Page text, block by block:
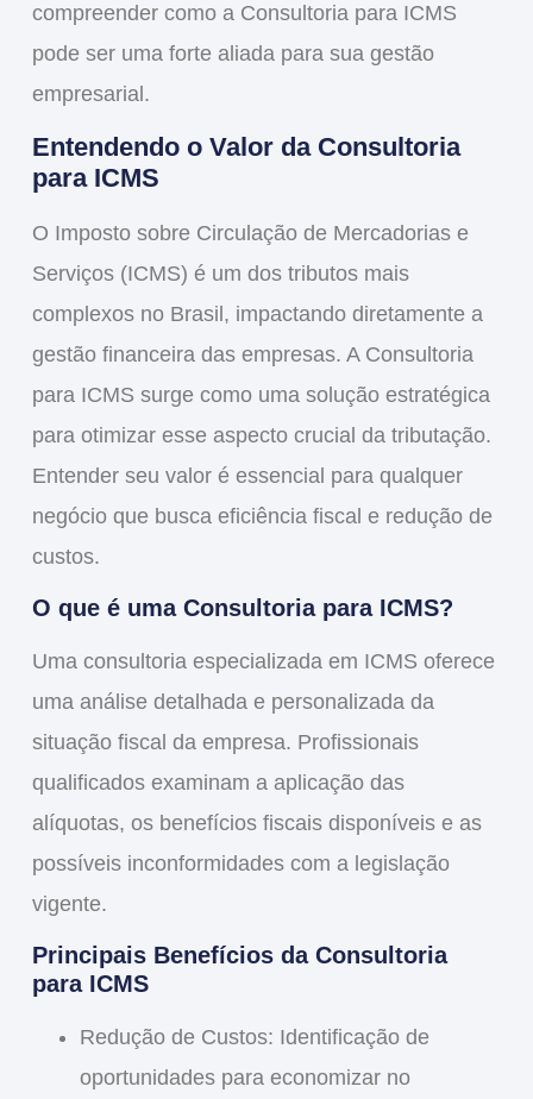
compreender como a Consultoria para ICMS
pode ser uma forte aliada para sua gestão
empresarial.
Entendendo o Valor da Consultoria
para ICMS
O Imposto sobre Circulação de Mercadorias e
Serviços (ICMS) é um dos tributos mais
complexos no Brasil, impactando diretamente a
gestão financeira das empresas. A Consultoria
para ICMS surge como uma solução estratégica
para otimizar esse aspecto crucial da tributação.
Entender seu valor é essencial para qualquer
negócio que busca eficiência fiscal e redução de
custos.
O que é uma Consultoria para ICMS?
Uma consultoria especializada em ICMS oferece
uma análise detalhada e personalizada da
situação fiscal da empresa. Profissionais
qualificados examinam a aplicação das
alíquotas, os benefícios fiscais disponíveis e as
possíveis inconformidades com a legislação
vigente.
Principais Benefícios da Consultoria
para ICMS
Redução de Custos: Identificação de
oportunidades para economizar no